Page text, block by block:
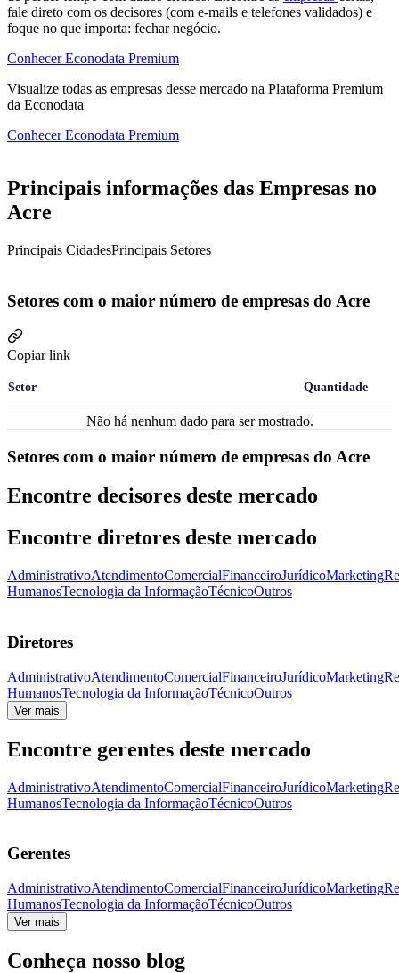
fale direto com os decisores (com e-mails e telefones validados) e
foque no que importa: fechar negócio.
Conhecer Econodata Premium
Visualize todas as empresas desse mercado na Plataforma Premium
da Econodata
Conhecer Econodata Premium
Principais informações das Empresas no
Acre
Principais CidadesPrincipais Setores
Setores com o maior número de empresas do Acre
Copiar link
Setor Quantidade
Não há nenhum dado para ser mostrado.
Setores com o maior número de empresas do Acre
Encontre decisores deste mercado
Encontre diretores deste mercado
AdministrativoAtendimentoComercialFinanceiroJurídicoMarketing
HumanosTecnologia da InformaçãoTécnicoOutros
Diretores
AdministrativoAtendimentoComercialFinanceiroJurídicoMarketing
HumanosTecnologia da InformaçãoTécnicoOutros
Ver mais
Encontre gerentes deste mercado
AdministrativoAtendimentoComercialFinanceiroJurídicoMarketing
HumanosTecnologia da InformaçãoTécnicoOutros
Gerentes
AdministrativoAtendimentoComercialFinanceiroJurídicoMarketing
HumanosTecnologia da InformaçãoTécnicoOutros
Ver mais
Conheça nosso blog